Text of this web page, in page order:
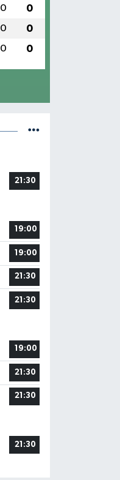
0 0
0 0
0 0
21:30
19:00
19:00
21:30
21:30
19:00
21:30
21:30
21:30